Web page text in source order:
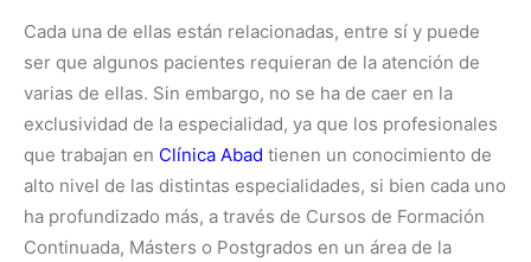
Cada una de ellas están relacionadas, entre sí y puede
ser que algunos pacientes requieran de la atención de
varias de ellas. Sin embargo, no se ha de caer en la
exclusividad de la especialidad, ya que los profesionales
que trabajan en Clínica Abad tienen un conocimiento de
alto nivel de las distintas especialidades, si bien cada uno
ha profundizado más, a través de Cursos de Formación
Continuada, Másters o Postgrados en un área de la